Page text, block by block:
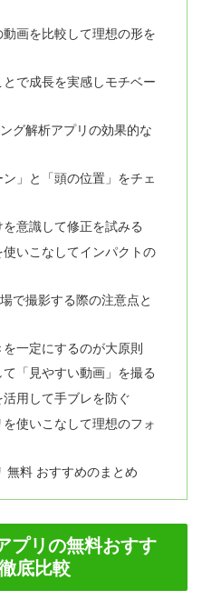
画を比較して理想の形を
で成長を実感しモチベー
グ解析アプリの効果的な
」と「頭の位置」をチェ
を意識して修正を試みる
いこなしてインパクトの
で撮影する際の注意点と
一定にするのが大原則
「見やすい動画」を撮る
用して手ブレを防ぐ
使いこなして理想のフォ
無料 おすすめのまとめ
プリの無料おすす
底比較